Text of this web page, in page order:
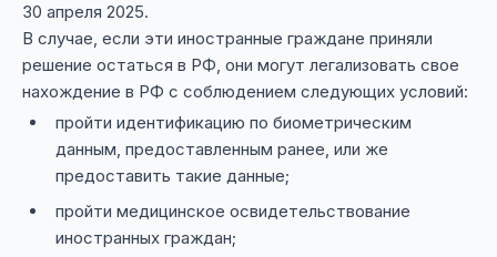
30 апреля 2025.
В случае, если эти иностранные граждане приняли
решение остаться в РФ, они могут легализовать свое
нахождение в РФ с соблюдением следующих условий:
пройти идентификацию по биометрическим
данным, предоставленным ранее, или же
предоставить такие данные;
пройти медицинское освидетельствование
иностранных граждан;